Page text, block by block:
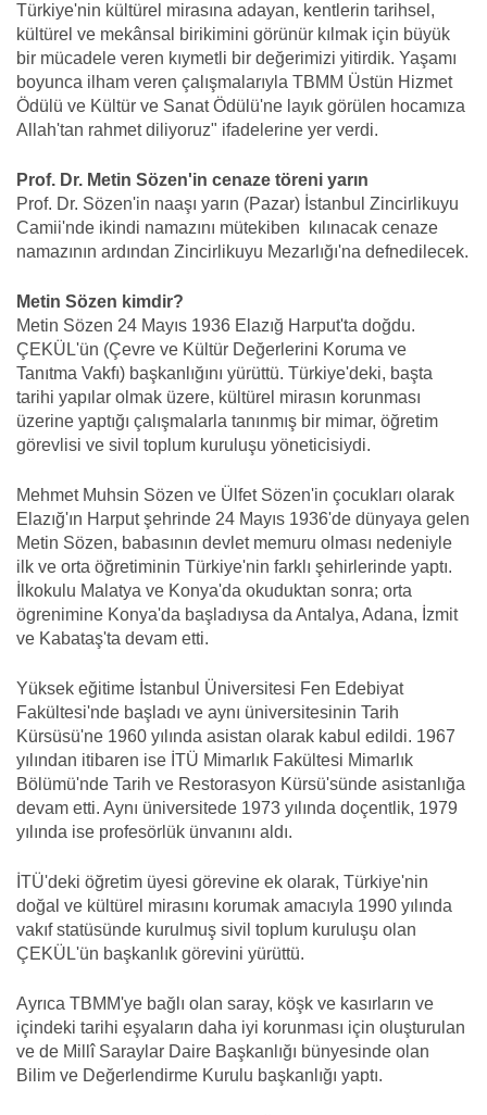
Türkiye'nin kültürel mirasına adayan, kentlerin tarihsel,
kültürel ve mekânsal birikimini görünür kılmak için büyük
bir mücadele veren kıymetli bir değerimizi yitirdik. Yaşamı
boyunca ilham veren çalışmalarıyla TBMM Üstün Hizmet
Ödülü ve Kültür ve Sanat Ödülü'ne layık görülen hocamıza
Allah'tan rahmet diliyoruz" ifadelerine yer verdi.
Prof. Dr. Metin Sözen'in cenaze töreni yarın
Prof. Dr. Sözen'in naaşı yarın (Pazar) İstanbul Zincirlikuyu
Camii'nde ikindi namazını mütekiben kılınacak cenaze
namazının ardından Zincirlikuyu Mezarlığı'na defnedilecek.
Metin Sözen kimdir?
Metin Sözen 24 Mayıs 1936 Elazığ Harput'ta doğdu.
ÇEKÜL'ün (Çevre ve Kültür Değerlerini Koruma ve
Tanıtma Vakfı) başkanlığını yürüttü. Türkiye'deki, başta
tarihi yapılar olmak üzere, kültürel mirasın korunması
üzerine yaptığı çalışmalarla tanınmış bir mimar, öğretim
görevlisi ve sivil toplum kuruluşu yöneticisiydi.
Mehmet Muhsin Sözen ve Ülfet Sözen'in çocukları olarak
Elazığ'ın Harput şehrinde 24 Mayıs 1936'de dünyaya gelen
Metin Sözen, babasının devlet memuru olması nedeniyle
ilk ve orta öğretiminin Türkiye'nin farklı şehirlerinde yaptı.
İlkokulu Malatya ve Konya'da okuduktan sonra; orta
ögrenimine Konya'da başladıysa da Antalya, Adana, İzmit
ve Kabataş'ta devam etti.
Yüksek eğitime İstanbul Üniversitesi Fen Edebiyat
Fakültesi'nde başladı ve aynı üniversitesinin Tarih
Kürsüsü'ne 1960 yılında asistan olarak kabul edildi. 1967
yılından itibaren ise İTÜ Mimarlık Fakültesi Mimarlık
Bölümü'nde Tarih ve Restorasyon Kürsü'sünde asistanlığa
devam etti. Aynı üniversitede 1973 yılında doçentlik, 1979
yılında ise profesörlük ünvanını aldı.
İTÜ'deki öğretim üyesi görevine ek olarak, Türkiye'nin
doğal ve kültürel mirasını korumak amacıyla 1990 yılında
vakıf statüsünde kurulmuş sivil toplum kuruluşu olan
ÇEKÜL'ün başkanlık görevini yürüttü.
Ayrıca TBMM'ye bağlı olan saray, köşk ve kasırların ve
içindeki tarihi eşyaların daha iyi korunması için oluşturulan
ve de Millî Saraylar Daire Başkanlığı bünyesinde olan
Bilim ve Değerlendirme Kurulu başkanlığı yaptı.